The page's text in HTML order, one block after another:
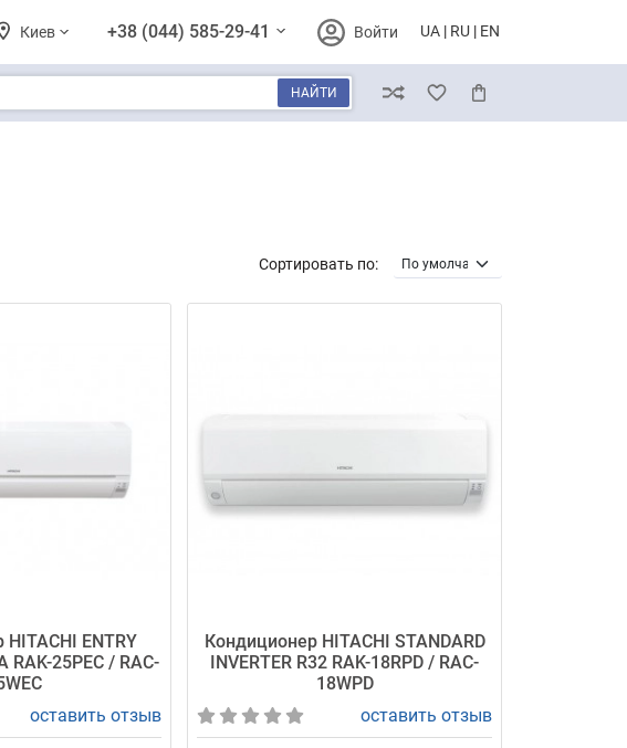
Киев +38 (044) 585-29-41 Войти UA RU EN
НАЙТИ СравнениеИзбранноеКорзина
Сортировать по:
ENTRY
RAK-25PEC / RAC-
оставить отзыв
Кондиционер HITACHI STANDARD
INVERTER R32 RAK-18RPD / RAC-
18WPD
оставить отзыв